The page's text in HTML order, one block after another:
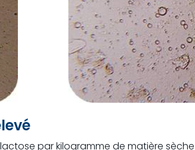
par kilogramme de matière